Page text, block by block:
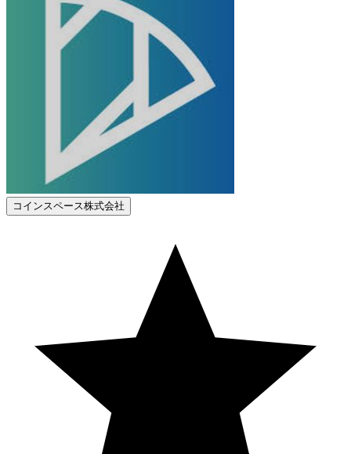
コインスペース株式会社